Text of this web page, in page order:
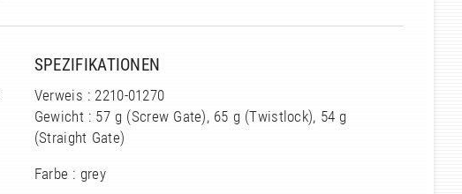
SPEZIFIKATIONEN
Verweis : 2210-01270
Gewicht : 57 g (Screw Gate), 65 g (Twistlock), 54 g
(Straight Gate)
Farbe : grey